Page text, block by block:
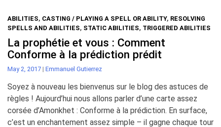
ABILITIES, CASTING / PLAYING A SPELL OR ABILITY, RESOLVING
SPELLS AND ABILITIES, STATIC ABILITIES, TRIGGERED ABILITIES
La prophétie et vous : Comment
Conforme à la prédiction prédit
May 2, 2017 | Emmanuel Gutierrez
Soyez à nouveau les bienvenus sur le blog des astuces de
règles ! Aujourd’hui nous allons parler d’une carte assez
corsée d’Amonkhet : Conforme à la prédiction. En surface,
c’est un enchantement assez simple – il gagne chaque tour